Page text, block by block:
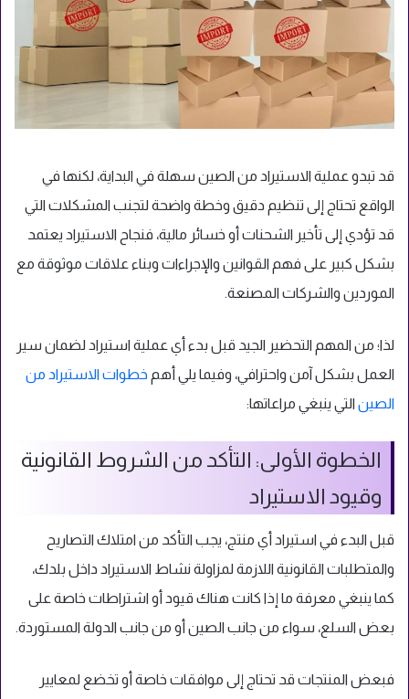
قد تبدو عملية الاستيراد من الصين سهلة في البداية، لكنها في
الواقع تحتاج إلى تنظيم دقيق وخطة واضحة لتجنب المشكلات التي
قد تؤدي إلى تأخير الشحنات أو خسائر مالية، فنجاح الاستيراد يعتمد
بشكل كبير على فهم القوانين والإجراءات وبناء علاقات موثوقة مع
الموردين والشركات المصنعة.
لذا؛ من المهم التحضير الجيد قبل بدء أي عملية استيراد لضمان سير
العمل بشكل آمن واحترافي، وفيما يلي أهم خطوات الاستيراد من
الصين التي ينبغي مراعاتها:
الخطوة الأولى: التأكد من الشروط القانونية
وقيود الاستيراد
قبل البدء في استيراد أي منتج، يجب التأكد من امتلاك التصاريح
والمتطلبات القانونية اللازمة لمزاولة نشاط الاستيراد داخل بلدك،
كما ينبغي معرفة ما إذا كانت هناك قيود أو اشتراطات خاصة على
بعض السلع، سواء من جانب الصين أو من جانب الدولة المستوردة.
فبعض المنتجات قد تحتاج إلى موافقات خاصة أو تخضع لمعايير